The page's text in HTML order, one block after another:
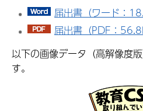
届出書（ワード：
届出書（PDF：
以下の画像データ（高解像度
す。